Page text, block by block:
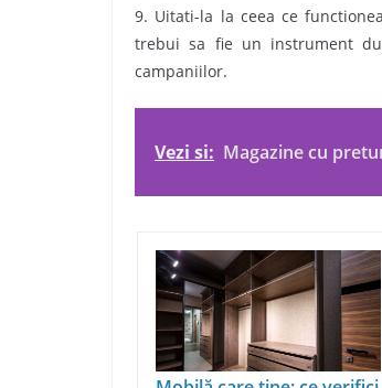
9. Uitati-la la ceea ce
trebui sa fie un instrument
campaniilor.
Vezi si: Magazine cu